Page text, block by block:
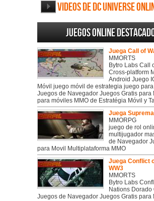
Videos de DC Universe
Juegos online
Juega Call of
MMORTS
Bytro Labs Call
Cross-platform
Android Juego
Móvil juego móvil de estrategia juego
Juegos de Navegador Juegos Gratis para
para móviles MMO de Estratégia Móvil y
Juega
MMORPG
juego de rol
multijugador
de Navegador
para Movil Multiplataforma MMO
Juega Conflict
WW3
MMORTS
Bytro Labs
Nations Dorado
Juegos de Navegador Juegos Gratis para